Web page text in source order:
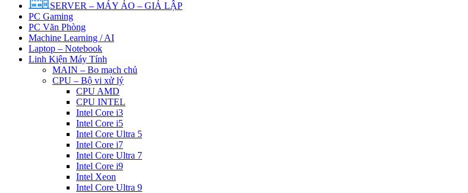
SERVER – MÁY ẢO – GIẢ LẬP
PC Gaming
PC Văn Phòng
Machine Learning / AI
Laptop – Notebook
Linh Kiện Máy Tính
MAIN – Bo mạch chủ
CPU – Bộ vi xử lý
CPU AMD
CPU INTEL
Intel Core i3
Intel Core i5
Intel Core Ultra 5
Intel Core i7
Intel Core Ultra 7
Intel Core i9
Intel Xeon
Intel Core Ultra 9